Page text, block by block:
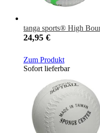
tanga sports® High
24,95 €
Zum Produkt
Sofort lieferbar